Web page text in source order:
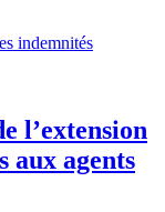
l’extension
aux agents